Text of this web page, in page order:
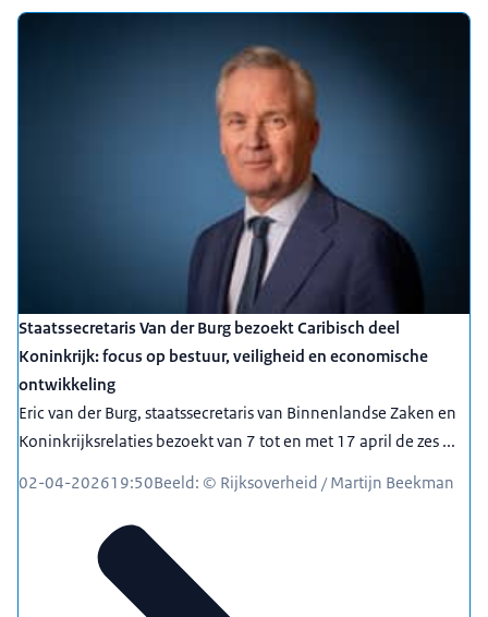
Staatssecretaris Van der Burg bezoekt Caribisch deel
Koninkrijk: focus op bestuur, veiligheid en economische
ontwikkeling
Eric van der Burg, staatssecretaris van Binnenlandse Zaken en
Koninkrijksrelaties bezoekt van 7 tot en met 17 april de zes ...
02-04-202619:50Beeld: © Rijksoverheid / Martijn Beekman